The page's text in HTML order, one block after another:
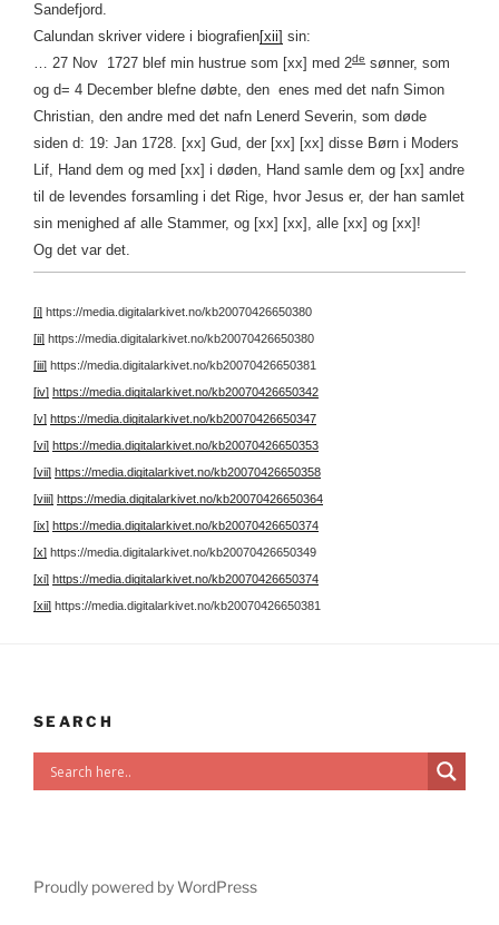
Sandefjord.
Calundan skriver videre i biografien[xii] sin:
… 27 Nov 1727 blef min hustrue som [xx] med 2de sønner, som
og d= 4 December blefne døbte, den enes med det nafn Simon
Christian, den andre med det nafn Lenerd Severin, som døde
siden d: 19: Jan 1728. [xx] Gud, der [xx] [xx] disse Børn i Moders
Lif, Hand dem og med [xx] i døden, Hand samle dem og [xx] andre
til de levendes forsamling i det Rige, hvor Jesus er, der han samlet
sin menighed af alle Stammer, og [xx] [xx], alle [xx] og [xx]!
Og det var det.
[i] https://media.digitalarkivet.no/kb20070426650380
[ii] https://media.digitalarkivet.no/kb20070426650380
[iii] https://media.digitalarkivet.no/kb20070426650381
[iv] https://media.digitalarkivet.no/kb20070426650342
[v] https://media.digitalarkivet.no/kb20070426650347
[vi] https://media.digitalarkivet.no/kb20070426650353
[vii] https://media.digitalarkivet.no/kb20070426650358
[viii] https://media.digitalarkivet.no/kb20070426650364
[ix] https://media.digitalarkivet.no/kb20070426650374
[x] https://media.digitalarkivet.no/kb20070426650349
[xi] https://media.digitalarkivet.no/kb20070426650374
[xii] https://media.digitalarkivet.no/kb20070426650381
SEARCH
Proudly powered by WordPress